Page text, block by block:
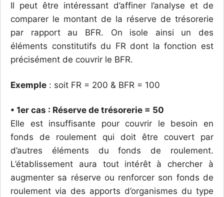
Il peut être intéressant d’affiner l’analyse et de
comparer le montant de la réserve de trésorerie
par rapport au BFR. On isole ainsi un des
éléments constitutifs du FR dont la fonction est
précisément de couvrir le BFR.
Exemple : soit FR = 200 & BFR = 100
• 1er cas : Réserve de trésorerie = 50
Elle est insuffisante pour couvrir le besoin en
fonds de roulement qui doit être couvert par
d’autres éléments du fonds de roulement.
L’établissement aura tout intérêt à chercher à
augmenter sa réserve ou renforcer son fonds de
roulement via des apports d’organismes du type